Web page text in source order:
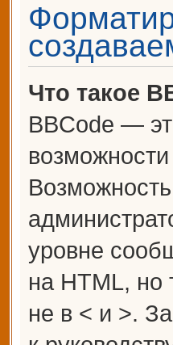
Что такое
BBCode —
уровне
на HTML, но
не в < и >.